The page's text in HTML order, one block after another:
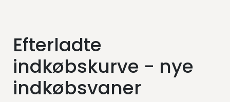
Efterladte
indkøbskurve - nye
indkøbsvaner